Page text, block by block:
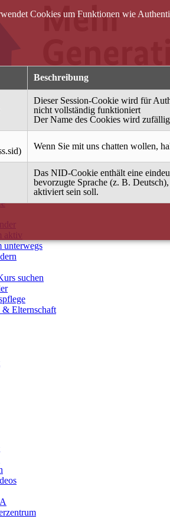
Alt
aktiv
unterwegs
suchen
& Elternschaft
Cookies um Funktionen wie
Beschreibung
Dieser Session-Cookie wird für
nicht vollständig funktioniert
Der Name des Cookies wird
Wenn Sie mit uns chatten wollen,
Das NID-Cookie enthält eine
bevorzugte Sprache (z. B.
aktiviert sein soll.